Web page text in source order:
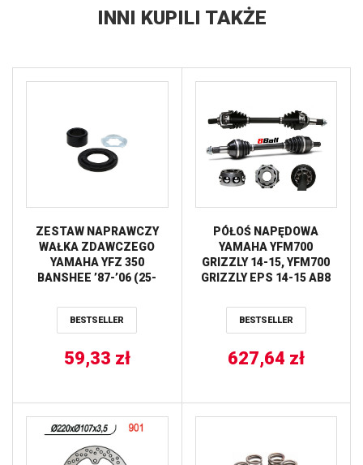
INNI KUPILI TAKŻE
ZESTAW NAPRAWCZY
WAŁKA ZDAWCZEGO
YAMAHA YFZ 350
BANSHEE ’87-’06 (25-
BESTSELLER
59,33 zł
PÓŁOŚ NAPĘDOWA
YAMAHA YFM700
GRIZZLY 14-15, YFM700
GRIZZLY EPS 14-15 AB8
LEWA / PRAWA ALL
BALLS
BESTSELLER
627,64 zł